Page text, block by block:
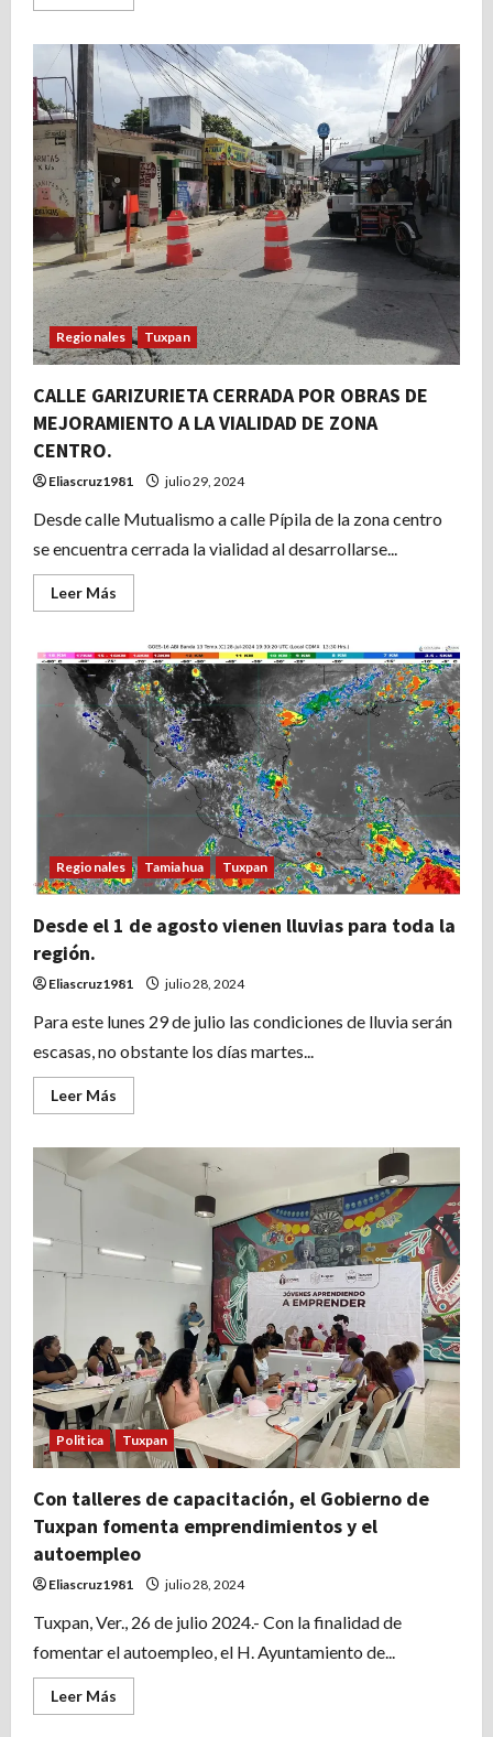
más
Alcalde
José
Manuel
Pozos
Castro
felicitó
a
niñas
tuxpeñas
que
representaron
a
Veracruz
y
lograron
un
campeonato
nacional
de
básquetbol.
Regionales Tuxpan
CALLE GARIZURIETA CERRADA POR OBRAS DE
MEJORAMIENTO A LA VIALIDAD DE ZONA
CENTRO.
Eliascruz1981 julio 29, 2024
Desde calle Mutualismo a calle Pípila de la zona centro
se encuentra cerrada la vialidad al desarrollarse...
Leer Más
más
CALLE
GARIZURIETA
CERRADA
POR
OBRAS
DE
MEJORAMIENTO
A
VIALIDAD
CENTRO.
Regionales Tamiahua Tuxpan
Desde el 1 de agosto vienen lluvias para toda la
región.
Eliascruz1981 julio 28, 2024
Para este lunes 29 de julio las condiciones de lluvia serán
escasas, no obstante los días martes...
Leer Más
más
Desde
lluvias
para
toda
Politica Tuxpan
Con talleres de capacitación, el Gobierno de
Tuxpan fomenta emprendimientos y el
autoempleo
Eliascruz1981 julio 28, 2024
Tuxpan, Ver., 26 de julio 2024.- Con la finalidad de
fomentar el autoempleo, el H. Ayuntamiento de...
Leer Más
más